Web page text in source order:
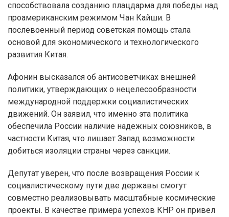
способствовала созданию плацдарма для победы над
проамериканским режимом Чан Кайши. В
послевоенный период советская помощь стала
основой для экономического и технологического
развития Китая.
Афонин высказался об антисоветчиках внешней
политики, утверждающих о нецелесообразности
международной поддержки социалистических
движений. Он заявил, что именно эта политика
обеспечила России наличие надежных союзников, в
частности Китая, что лишает Запад возможности
добиться изоляции страны через санкции.
Депутат уверен, что после возвращения России к
социалистическому пути две державы смогут
совместно реализовывать масштабные космические
проекты. В качестве примера успехов КНР он привел